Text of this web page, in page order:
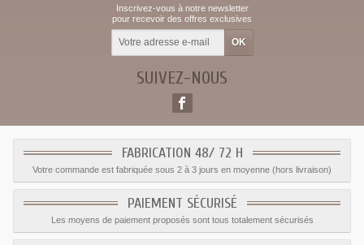
Inscrivez-vous à notre newsletter
pour recevoir des offres exclusives
SUIVEZ-NOUS
FABRICATION 48/ 72 H
Votre commande est fabriquée sous 2 à 3 jours en moyenne (hors livraison)
PAIEMENT SÉCURISÉ
Les moyens de paiement proposés sont tous totalement sécurisés